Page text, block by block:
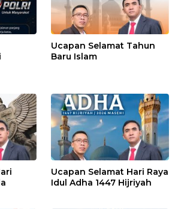
Ucapan Selamat Tahun
Baru Islam
Ucapan Selamat Hari Raya
Idul Adha 1447 Hijriyah